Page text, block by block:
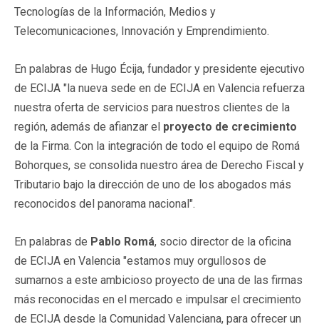
Tecnologías de la Información, Medios y
Telecomunicaciones, Innovación y Emprendimiento.
En palabras de Hugo Écija, fundador y presidente ejecutivo
de ECIJA "la nueva sede en de ECIJA en Valencia refuerza
nuestra oferta de servicios para nuestros clientes de la
región, además de afianzar el proyecto de crecimiento
de la Firma. Con la integración de todo el equipo de Romá
Bohorques, se consolida nuestro área de Derecho Fiscal y
Tributario bajo la dirección de uno de los abogados más
reconocidos del panorama nacional".
En palabras de Pablo Romá, socio director de la oficina
de ECIJA en Valencia "estamos muy orgullosos de
sumarnos a este ambicioso proyecto de una de las firmas
más reconocidas en el mercado e impulsar el crecimiento
de ECIJA desde la Comunidad Valenciana, para ofrecer un